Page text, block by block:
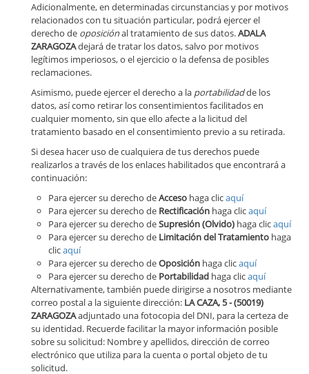
Adicionalmente, en determinadas circunstancias y por motivos
relacionados con tu situación particular, podrá ejercer el
derecho de oposiciónal tratamiento de sus datos.ADALA
ZARAGOZAdejará de tratar los datos, salvo por motivos
legítimos imperiosos, o el ejercicio o la defensa de posibles
reclamaciones.
Asimismo, puede ejercer el derecho a la portabilidadde los
datos, así como retirar los consentimientos facilitados en
cualquier momento, sin que ello afecte a la licitud del
tratamiento basado en el consentimiento previo a su retirada.
Si desea hacer uso de cualquiera de tus derechos puede
realizarlos a través de los enlaces habilitados que encontrará a
continuación:
Para ejercer su derecho deAcceso haga clicaquí
Para ejercer su derecho de Rectificación haga clicaquí
Para ejercer su derecho deSupresión (Olvido) haga clicaquí
Para ejercer su derecho de Limitación del Tratamiento haga
clicaquí
Para ejercer su derecho deOposición haga clicaquí
Para ejercer su derecho de Portabilidad haga clicaquí
Alternativamente, también puede dirigirse a nosotros mediante
correo postal a la siguiente dirección: LA CAZA, 5 - (50019)
ZARAGOZAadjuntado una fotocopia del DNI, para la certeza de
su identidad. Recuerde facilitar la mayor información posible
sobre su solicitud: Nombre y apellidos, dirección de correo
electrónico que utiliza para la cuenta o portal objeto de tu
solicitud.